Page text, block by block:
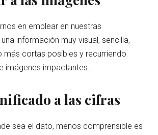
en emplear en nuestras
información muy visual, sencilla,
más cortas posibles y recurriendo
imágenes impactantes..
a las cifras
sea el dato, menos comprensible es